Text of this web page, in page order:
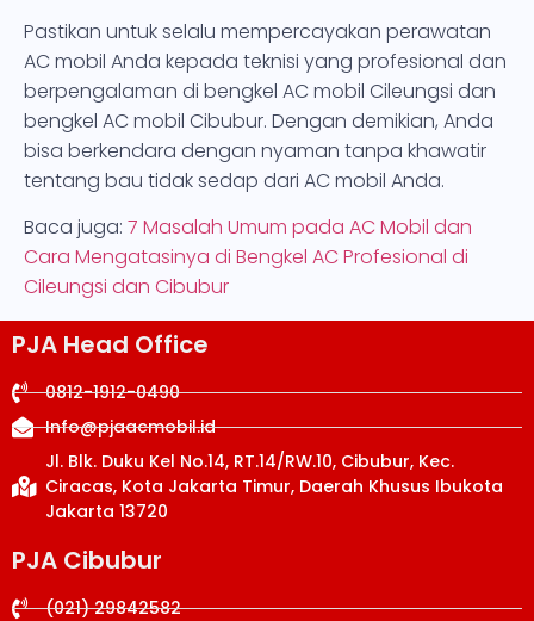
Pastikan untuk selalu mempercayakan perawatan
AC mobil Anda kepada teknisi yang profesional dan
berpengalaman di bengkel AC mobil Cileungsi dan
bengkel AC mobil Cibubur. Dengan demikian, Anda
bisa berkendara dengan nyaman tanpa khawatir
tentang bau tidak sedap dari AC mobil Anda.
Baca juga: 7 Masalah Umum pada AC Mobil dan
Cara Mengatasinya di Bengkel AC Profesional di
Cileungsi dan Cibubur
PJA Head Office
0812-1912-0490
Info@pjaacmobil.id
Jl. Blk. Duku Kel No.14, RT.14/RW.10, Cibubur, Kec.
Ciracas, Kota Jakarta Timur, Daerah Khusus Ibukota
Jakarta 13720
PJA Cibubur
(021) 29842582